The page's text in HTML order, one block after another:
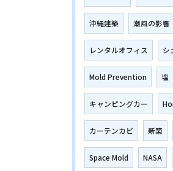
沖縄建築 潮風の影響
レンタルオフィス シ
Mold Prevention 塩
キャンピングカー
カーテンカビ 新築
Space Mold NASA